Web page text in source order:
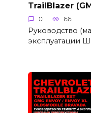
TrailBlazer
0 66
Руководство
эксплуатации